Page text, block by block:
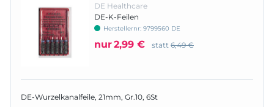
DE Healthcare
DE-K-Feilen
Herstellernr: 9799560 DE
nur2,99 € statt 6,49 €
DE-Wurzelkanalfeile, 21mm, Gr.10, 6St